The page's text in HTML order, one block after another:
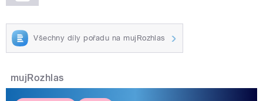
Všechny díly pořadu na mujRozhlas
mujRozhlas